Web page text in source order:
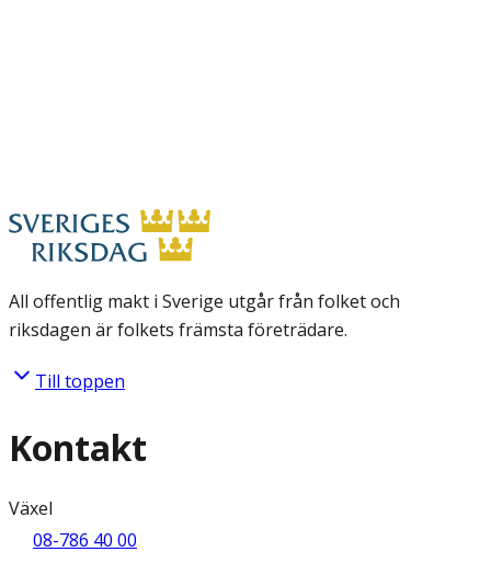
All offentlig makt i Sverige utgår från folket och
riksdagen är folkets främsta företrädare.
Till toppen
Kontakt
Växel
08-786 40 00